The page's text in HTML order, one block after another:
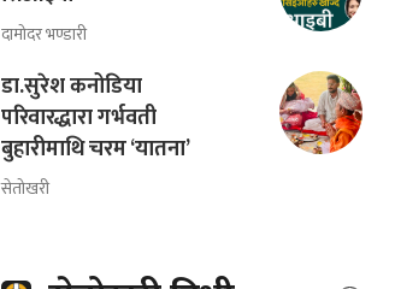
दामोदर भण्डारी
डा.सुरेश कनोडिया
परिवारद्धारा गर्भवती
बुहारीमाथि चरम ‘यातना’
सेतोखरी